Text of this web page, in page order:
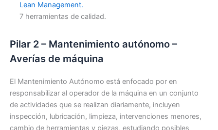
Lean Management.
7 herramientas de calidad.
Pilar 2 – Mantenimiento autónomo –
Averías de máquina
El Mantenimiento Autónomo está enfocado por en
responsabilizar al operador de la máquina en un conjunto
de actividades que se realizan diariamente, incluyen
inspección, lubricación, limpieza, intervenciones menores,
cambio de herramientas y piezas, estudiando posibles